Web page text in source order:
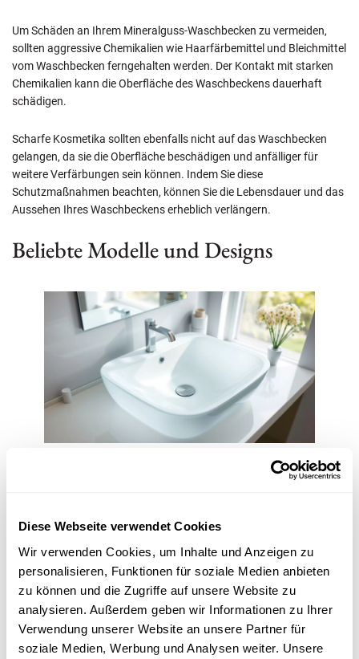
Diese Webseite verwendet Cookies
Wir verwenden Cookies, um Inhalte und Anzeigen zu
personalisieren, Funktionen für soziale Medien anbieten
zu können und die Zugriffe auf unsere Website zu
analysieren. Außerdem geben wir Informationen zu Ihrer
Verwendung unserer Website an unsere Partner für
soziale Medien, Werbung und Analysen weiter. Unsere
Um Schäden an Ihrem Mineralguss-Waschbecken zu vermeiden,
sollten aggressive Chemikalien wie Haarfärbemittel und Bleichmittel
vom Waschbecken ferngehalten werden. Der Kontakt mit starken
Chemikalien kann die Oberfläche des Waschbeckens dauerhaft
schädigen.
Scharfe Kosmetika sollten ebenfalls nicht auf das Waschbecken
gelangen, da sie die Oberfläche beschädigen und anfälliger für
weitere Verfärbungen sein können. Indem Sie diese
Schutzmaßnahmen beachten, können Sie die Lebensdauer und das
Aussehen Ihres Waschbeckens erheblich verlängern.
Beliebte Modelle und Designs
Mineralguss-Waschbecken sind in einer Vielzahl von Modellen und
Varianten haben ihre eigenen Vorzüge und passen sich Ihrem
In den folgenden Abschnitten stellen wir Ihnen die beliebten Modelle
in Matt und Glanz vor. Sie erfahren, welche Vorteile die jeweiligen
Oberflächen bieten – und wie Sie diese am besten in Ihr
Badezimmer integrieren können.